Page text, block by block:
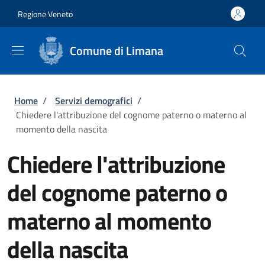
Regione Veneto
Comune di Limana
Briciole di pane
Home / Servizi demografici /
Chiedere l'attribuzione del cognome paterno o materno al
momento della nascita
Chiedere l'attribuzione
del cognome paterno o
materno al momento
della nascita